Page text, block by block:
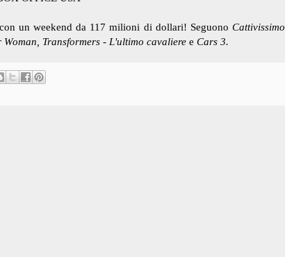
con un weekend da 117 milioni di dollari! SeguonoCattivissimo
Transformers - L'ultimo cavaliere e Cars 3.